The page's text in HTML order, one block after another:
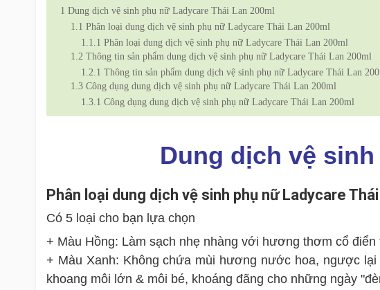
1 Dung dịch vệ sinh phụ nữ Ladycare Thái Lan 200ml
1.1 Phân loại dung dịch vệ sinh phụ nữ Ladycare Thái Lan 200ml
1.1.1 Phân loại dung dịch vệ sinh phụ nữ Ladycare Thái Lan 200ml
1.2 Thông tin sản phẩm dung dịch vệ sinh phụ nữ Ladycare Thái Lan 200ml
1.2.1 Thông tin sản phẩm dung dịch vệ sinh phụ nữ Ladycare Thái Lan
1.3 Công dụng dung dịch vệ sinh phụ nữ Ladycare Thái Lan 200ml
1.3.1 Công dụng dung dịch vệ sinh phụ nữ Ladycare Thái Lan 200ml
Dung dịch vệ
Phân loại dung dịch vệ sinh phụ nữ Ladycare
Có 5 loại cho bạn lựa chọn
+ Màu Hồng: Làm sạch nhẹ nhàng với hương thơm cổ
+ Màu Xanh: Không chứa mùi hương nước hoa, ngược
khoang môi lớn & môi bé, khoáng đãng cho những ngày